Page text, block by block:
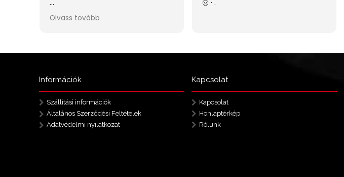
Információk
Szállítási információk
Általános Szerződési Feltételek
Adatvédelmi nyilatkozat
Kapcsolat
Kapcsolat
Honlaptérkép
Rólunk